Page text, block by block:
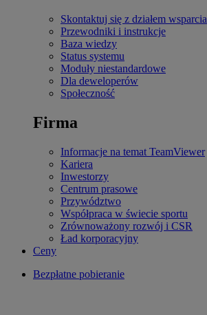
Skontaktuj się z działem wsparcia
Przewodniki i instrukcje
Baza wiedzy
Status systemu
Moduły niestandardowe
Dla deweloperów
Społeczność
Firma
Informacje na temat TeamViewer
Kariera
Inwestorzy
Centrum prasowe
Przywództwo
Współpraca w świecie sportu
Zrównoważony rozwój i CSR
Ład korporacyjny
Ceny
Bezpłatne pobieranie